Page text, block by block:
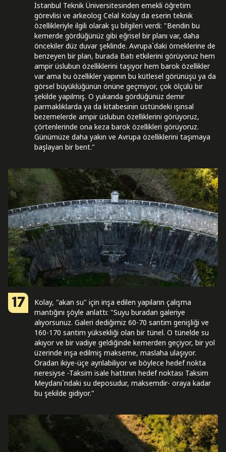
İstanbul Teknik Üniversitesinden emekli öğretim
görevlisi ve arkeolog Celal Kolay da eserin teknik
özellikleriyle ilgili olarak şu bilgileri verdi: "Bendin bu
kemerde gördüğünüz gibi eğrisel bir planı var, daha
öncekiler düz duvar şeklinde. Avrupa`daki örneklerine de
benzeyen bir plan, burada Batı etkilerini görüyoruz hem
ampir üslubun özelliklerini taşıyor hem barok özellikler
var ama bu özellikler yapının bu kütlesel görünüşü ya da
görsel büyüklüğünün önüne geçmiyor, çok ölçülü bir
şekilde yapılmış. O yukarıda gördüğünüz demir
parmaklıklarda ya da kitabesinin üstündeki ışınsal
bezemelerde ampir üslubun özelliklerini görüyoruz,
çörtenlerinde ona keza barok özellikleri görüyoruz.
Günümüze daha yakın ve Avrupa özelliklerini taşımaya
başlayan bir bent."
17
Kolay, "akan su" için inşa edilen yapıların çalışma
mantığını şöyle anlattı: "Suyu buradan galeriye
alıyorsunuz. Galeri dediğimiz 60-70 santim genişliği ve
160-170 santim yüksekliği olan bir tünel. O tünelde su
akıyor ve bir vadiye geldiğinde kemerden geçiyor, bir yol
üzerinde inşa edilmiş makseme, maslaha ulaşıyor.
Oradan ikiye-üçe ayrılabiliyor ve böylece hedef nokta
neresiyse -Taksim isale hattının hedef noktası Taksim
Meydanı`ndaki su deposudur, maksemdir- oraya kadar
bu şekilde gidiyor."